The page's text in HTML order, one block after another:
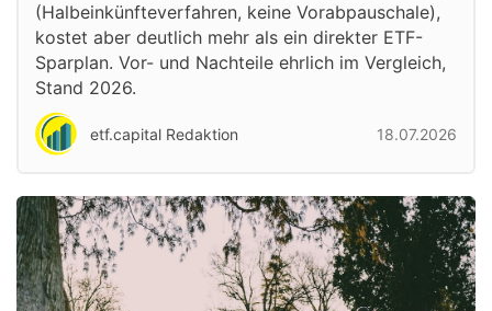
(Halbeinkünfteverfahren, keine Vorabpauschale),
kostet aber deutlich mehr als ein direkter ETF-
Sparplan. Vor- und Nachteile ehrlich im Vergleich,
Stand 2026.
etf.capital Redaktion 18.07.2026